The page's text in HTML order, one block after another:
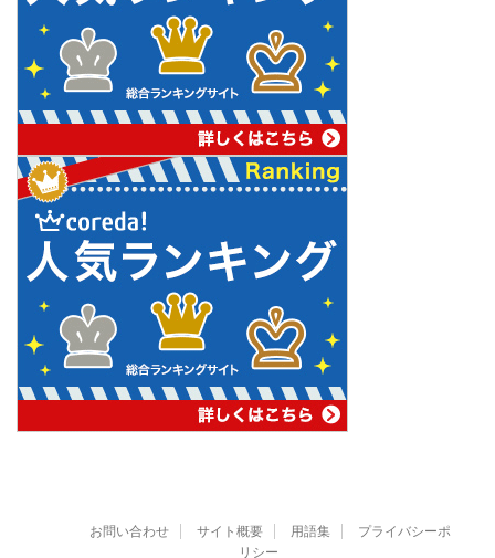
お問い合わせ サイト概要 用語集
プライバシーポ
リシー